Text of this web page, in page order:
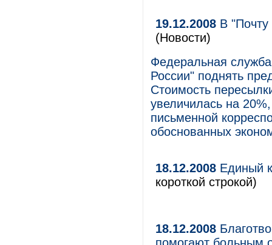
19.12.2008 В
(Новости)
Федеральная
России" поднять
Стоимость
увеличилась на
письменной
обоснованных
18.12.2008 Единый
короткой строкой)
18.12.2008